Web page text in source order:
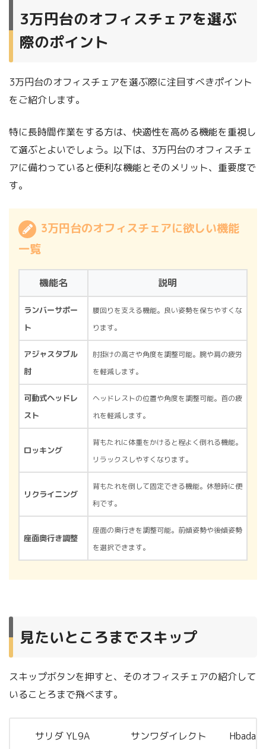
3万円台のオフィスチェアを選ぶ
際のポイント
3万円台のオフィスチェアを選ぶ際に注目すべきポイント
をご紹介します。
特に長時間作業をする方は、快適性を高める機能を重視し
て選ぶとよいでしょう。以下は、3万円台のオフィスチェ
アに備わっていると便利な機能とそのメリット、重要度で
す。
3万円台のオフィスチェアに欲しい機能
一覧
機能名 説明
ランバーサポー
ト
腰回りを支える機能。良い姿勢を保ちやすくな
ります。
アジャスタブル
肘
肘掛けの高さや角度を調整可能。腕や肩の疲労
を軽減します。
可動式ヘッドレ
スト
ヘッドレストの位置や角度を調整可能。首の疲
れを軽減します。
ロッキング
背もたれに体重をかけると程よく倒れる機能。
リラックスしやすくなります。
リクライニング
背もたれを倒して固定できる機能。休憩時に便
利です。
座面奥行き調整
座面の奥行きを調整可能。前傾姿勢や後傾姿勢
を選択できます。
見たいところまでスキップ
スキップボタンを押すと、そのオフィスチェアの紹介して
いることろまで飛べます。
サリダ YL9A
サンワダイレクト
Hbada